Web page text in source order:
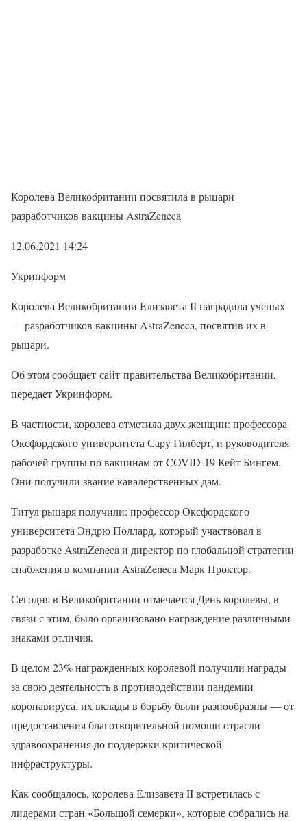
Королева Великобритании посвятила в рыцари
разработчиков вакцины AstraZeneca
12.06.2021 14:24
Укринформ
Королева Великобритании Елизавета II наградила ученых
— разработчиков вакцины AstraZeneca, посвятив их в
рыцари.
Об этом сообщает сайт правительства Великобритании,
передает Укринформ.
В частности, королева отметила двух женщин: профессора
Оксфордского университета Сару Гилберт, и руководителя
рабочей группы по вакцинам от COVID-19 Кейт Бингем.
Они получили звание кавалерственных дам.
Титул рыцаря получили: профессор Оксфордского
университета Эндрю Поллард, который участвовал в
разработке AstraZeneca и директор по глобальной стратегии
снабжения в компании AstraZeneca Марк Проктор.
Сегодня в Великобритании отмечается День королевы, в
связи с этим, было организовано награждение различными
знаками отличия.
В целом 23% награжденных королевой получили награды
за свою деятельность в противодействии пандемии
коронавируса, их вклады в борьбу были разнообразны — от
предоставления благотворительной помощи отрасли
здравоохранения до поддержки критической
инфраструктуры.
Как сообщалось, королева Елизавета II встретилась с
лидерами стран «Большой семерки», которые собрались на